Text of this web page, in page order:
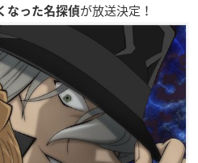
なった名探偵が放送決定！